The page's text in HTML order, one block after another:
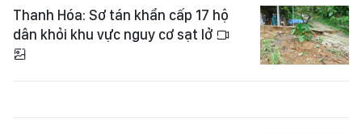
Thanh Hóa: Sơ tán khẩn cấp 17 hộ
dân khỏi khu vực nguy cơ sạt lở